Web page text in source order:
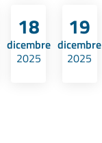
18
dicembre
2025
19
dicembre
2025